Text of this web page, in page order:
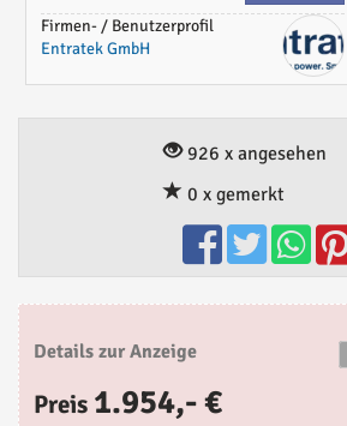
Firmen- / Benutzerprofil
Entratek GmbH
926 x angesehen
0 x gemerkt
Details zur Anzeige
Preis 1.954,- €